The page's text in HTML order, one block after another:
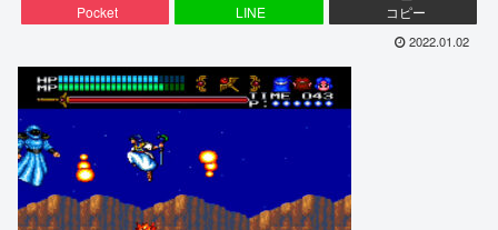
Pocket LINE コピー
2022.01.02